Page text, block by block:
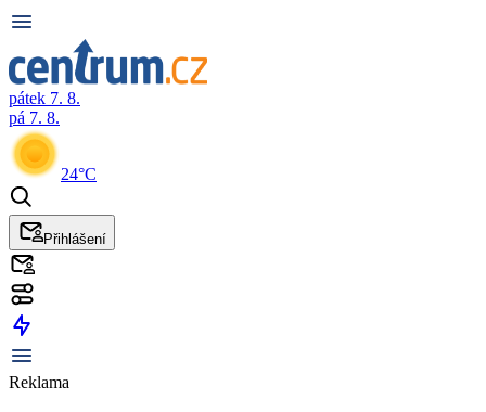
pátek 7. 8.
pá 7. 8.
24°C
Přihlášení
Reklama